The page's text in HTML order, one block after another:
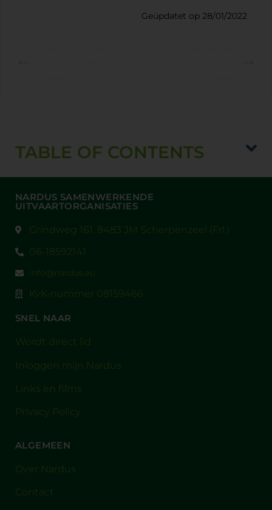
Geüpdatet op 28/01/2022
TABLE OF CONTENTS
NARDUS SAMENWERKENDE
UITVAARTORGANISATIES
Grindweg 161, 8483 JM Scherpenzeel (Frl.)
06-18592141
info@nardus.eu
KvK-nummer 08159466
SNEL NAAR
Wordt direct lid
Inloggen mijn Nardus
Links en films
Privacy Policy
ALGEMEEN
Over Nardus
Contact